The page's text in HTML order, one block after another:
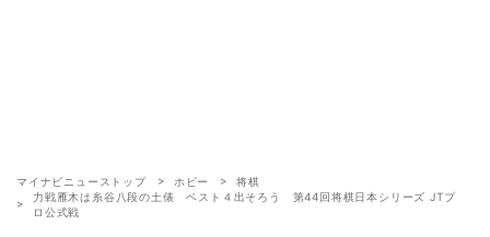
マイナビニューストップ ホビー
将棋
力戦雁木は糸谷八段の土俵 ベスト４出そろう 第44回将棋日本シリーズ JTプ
ロ公式戦